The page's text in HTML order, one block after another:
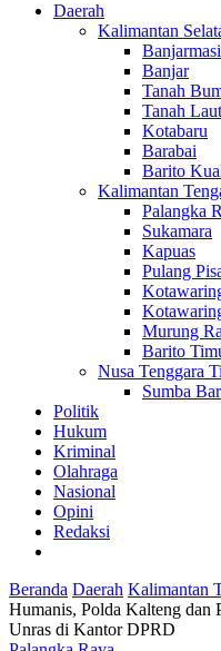
Daerah
Kalimantan
Banjar
Tanah
Tanah Laut
Kotabaru
Barabai
Barito
Kalimantan
Palangka
Sukamara
Kapuas
Pulang
Murung
Barito
Nusa Tenggara
Sumba
Politik
Hukum
Kriminal
Olahraga
Nasional
Opini
Redaksi
Beranda Daerah Kalimantan
Humanis, Polda Kalteng dan
Unras di Kantor DPRD